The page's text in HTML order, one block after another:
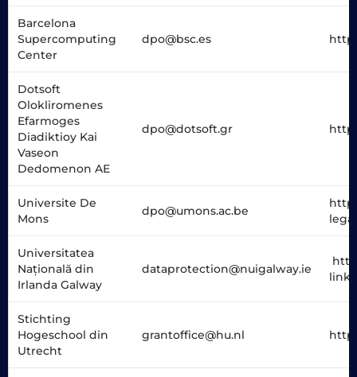
Barcelona
Supercomputing
Center
dpo@bsc.es
Dotsoft
Olokliromenes
Efarmoges
Diadiktioy Kai
Vaseon
Dedomenon AE
dpo@dotsoft.gr
Universite De
Mons
dpo@umons.ac.be
Universitatea
Națională din
Irlanda Galway
dataprotection@nuigalway.ie
Stichting
Hogeschool din
Utrecht
grantoffice@hu.nl